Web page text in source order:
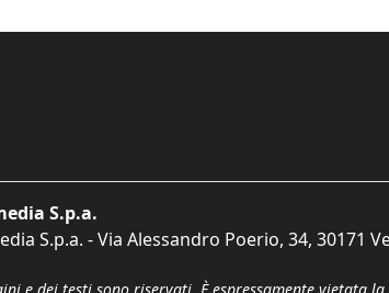
S.p.a.
S.p.a. - Via Alessandro Poerio, 34, 30171
e dei testi sono riservati. È espressamente vietata